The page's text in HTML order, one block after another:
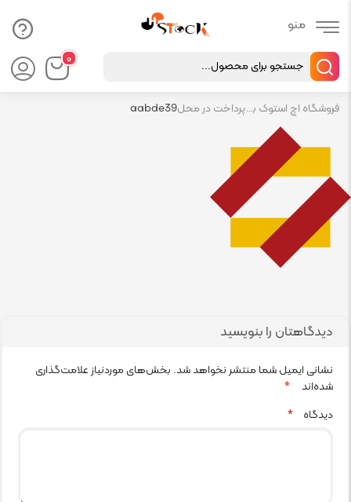
۰
Products
search
فروشگاه اچ استوک بازار انلاین تجهیزات کامپیوتر استوکپرداخت در محلaabde39
دیدگاهتان را بنویسید
نشانی ایمیل شما منتشر نخواهد شد. بخش‌های موردنیاز علامت‌گذاری
شده‌اند
*
دیدگاه
*